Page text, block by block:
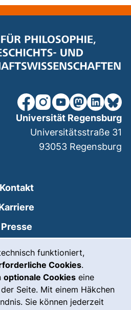
funktioniert,
Cookies.
optionale Cookies eine
Seite. Mit einem Häkchen
Sie können jederzeit
unsere Facebook-Seite
unsere Instagram-
unsere YouTube-
unsereunsere
Kontakt
Presse
Sprache
Notfall(externer Link, öffnet
Universität Regensburg
Universitätsstraße 31
93053 Regensburg